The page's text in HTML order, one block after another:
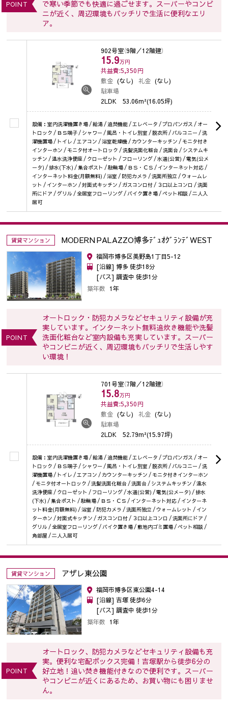
POINT
で寒い季節でも快適に過ごせます。スーパーやコンビ
ニが近く、周辺環境もバッチリで生活に便利なエリ
ア。
902号室（9階／12階建）
15.9万円
共益費:5,350円
敷金 (なし) 礼金 (なし)
駐車場
2LDK 53.06m²(16.05坪)
設備：室内洗濯機置き場 / 給湯 / 追焚機能 / エレベータ / プロパンガス / オー
トロック / ＢＳ端子 / シャワー / 風呂・トイレ別室 / 脱衣所 / バルコニー / 洗
濯機置場 / トイレ / エアコン / 浴室乾燥機 / カウンターキッチン / モニタ付き
インターホン / モニタ付オートロック / 洗髪洗面化粧台 / 洗面台 / システムキ
ッチン / 温水洗浄便座 / クローゼット / フローリング / 水道(公営) / 電気(公メ
ータ) / 排水(下水) / 集合ポスト / 駐輪場 / ＢＳ・ＣＳ / インターネット対応 /
インターネット料金(月額無料) / 浴室 / 防犯カメラ / 洗面所独立 / ウォームレ
ット / インターホン / 対面式キッチン / ガスコンロ付 / ３口以上コンロ / 洗面
所にドア / グリル / 全居室フローリング / バイク置き場 / ペット相談 / 二人入
居可
賃貸マンション MODERN PALAZZO博多ﾃﾞｭｵｸﾞﾗﾝﾃﾞWEST
福岡市博多区美野島1丁目5-12
[沿線] 博多 徒歩18分
[バス] 調査中 徒歩1分
築年数 1年
POINT
オートロック・防犯カメラなどセキュリティ設備が充
実しています。インターネット無料追炊き機能や洗髪
洗面化粧台など室内設備も充実しています。スーパー
やコンビニが近く、周辺環境もバッチリで生活しやす
い環境！
701号室（7階／12階建）
15.8万円
共益費:5,350円
敷金 (なし) 礼金 (なし)
駐車場
2LDK 52.79m²(15.97坪)
設備：室内洗濯機置き場 / 給湯 / 追焚機能 / エレベータ / プロパンガス / オー
トロック / ＢＳ端子 / シャワー / 風呂・トイレ別室 / 脱衣所 / バルコニー / 洗
濯機置場 / トイレ / エアコン / カウンターキッチン / モニタ付きインターホン
/ モニタ付オートロック / 洗髪洗面化粧台 / 洗面台 / システムキッチン / 温水
洗浄便座 / クローゼット / フローリング / 水道(公営) / 電気(公メータ) / 排水
(下水) / 集合ポスト / 駐輪場 / ＢＳ・ＣＳ / インターネット対応 / インターネ
ット料金(月額無料) / 浴室 / 防犯カメラ / 洗面所独立 / ウォームレット / イン
ターホン / 対面式キッチン / ガスコンロ付 / ３口以上コンロ / 洗面所にドア /
グリル / 全居室フローリング / バイク置き場 / 敷地内ゴミ置場 / ペット相談 /
角部屋 / 二人入居可
賃貸マンション アザレ東公園
福岡市博多区東公園4-14
[沿線] 吉塚 徒歩6分
[バス] 調査中 徒歩1分
築年数 1年
POINT
オートロック、防犯カメラなどセキュリティ設備も充
実。便利な宅配ボックス完備！吉塚駅から徒歩6分の
好立地！追い焚き機能付きなので便利です。スーパー
やコンビニが近くにあるため、お買い物にも困りませ
ん。